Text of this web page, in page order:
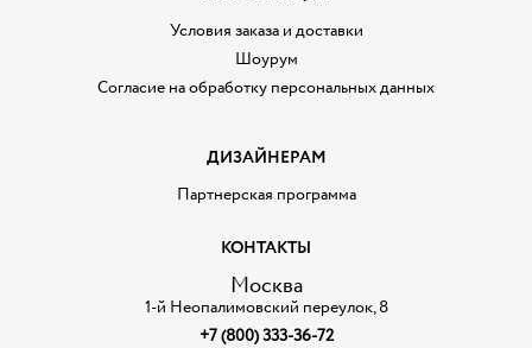
Условия заказа и доставки
Шоурум
Согласие на обработку персональных данных
ДИЗАЙНЕРАМ
Партнерская программа
КОНТАКТЫ
Москва
1-й Неопалимовский переулок, 8
+7 (800) 333-36-72